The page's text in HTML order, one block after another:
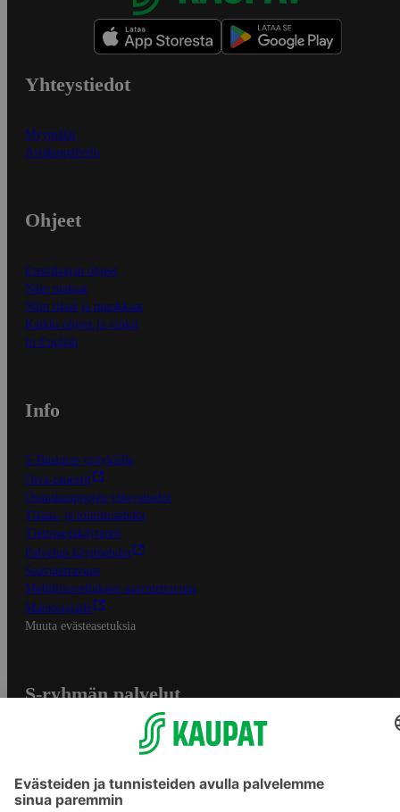
Yhteystiedot
Myymälät
Asiakaspalvelu
Ohjeet
Ensitilaajan ohjeet
Näin maksat
Näin tilaat ja muokkaat
Kaikki ohjeet ja vinkit
In English
Info
S-Business yrityksille
Oiva-raportit
Osuuskauppojen yhteystiedot
Tilaus- ja toimitusehdot
Tietosuojakäytäntö
Palvelun käyttöehdot
Saavutettavuus
Mobiilisovelluksen saavutettavuus
Mainostajalle
Muuta evästeasetuksia
S-ryhmän palvelut
Yhteishyvä Ruoka -sovellus
S-ostoslista -sovellus